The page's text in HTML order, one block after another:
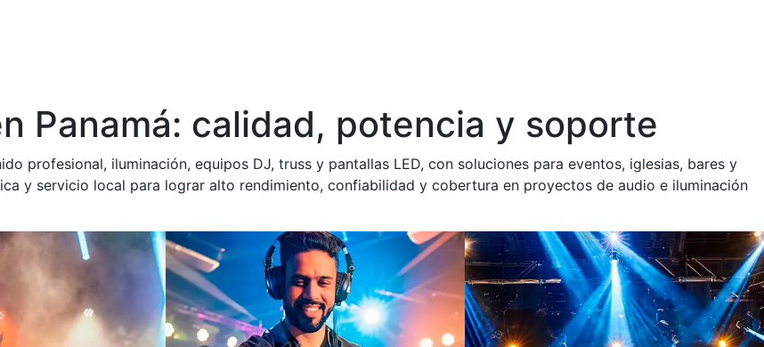
Panamá: calidad, potencia y soporte
profesional, iluminación, equipos DJ, truss y pantallas LED, con soluciones para eventos, iglesias, bares y
y servicio local para lograr alto rendimiento, confiabilidad y cobertura en proyectos de audio e iluminación